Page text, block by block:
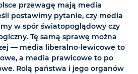
przewagę mają media
postawimy pytanie, czy media
w spór światopoglądowy czy
Tę samą sprawę można
— media liberalno-lewicowe to
a media prawicowe to po
Rolą państwa i jego organów